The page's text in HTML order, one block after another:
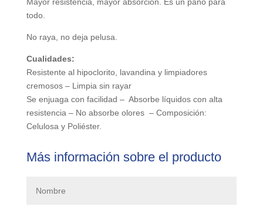
Mayor resistencia, mayor absorción. Es un paño para
todo.
No raya, no deja pelusa.
Cualidades:
Resistente al hipoclorito, lavandina y limpiadores
cremosos – Limpia sin rayar
Se enjuaga con facilidad – Absorbe líquidos con alta
resistencia – No absorbe olores – Composición:
Celulosa y Poliéster.
Más información sobre el producto